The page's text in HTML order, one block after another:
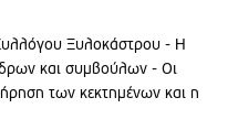
Ξυλοκάστρου - Η
και συμβούλων - Οι
των κεκτημένων και η